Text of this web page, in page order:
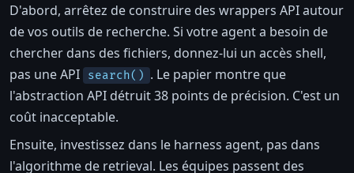
D'abord, arrêtez de construire des wrappers API autour
de vos outils de recherche. Si votre agent a besoin de
chercher dans des fichiers, donnez-lui un accès shell,
pas une API
search() . Le papier montre que
l'abstraction API détruit 38 points de précision. C'est un
coût inacceptable.
Ensuite, investissez dans le harness agent, pas dans
l'algorithme de retrieval. Les équipes passent des